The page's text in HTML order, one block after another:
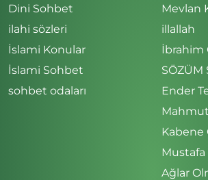
Dini Sohbet
ilahi sözleri
İslami Konular
İslami Sohbet
sohbet odaları
Mevlan
illallah
İbrahim
SÖZÜM
Ender
Kabene
Mustafa
Ağlar